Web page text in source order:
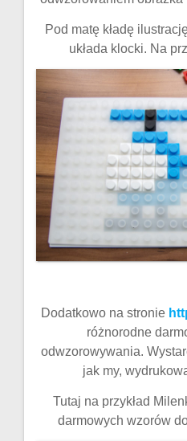
Pod matę kładę
układa klocki. Na
Dodatkowo na stronie
różnorodne
odwzorowywania.
jak my,
Tutaj na przykład
darmowych wzorów